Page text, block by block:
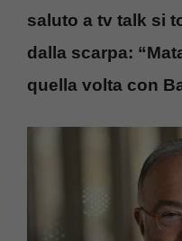
saluto a tv talk si
dalla scarpa:
quella volta con